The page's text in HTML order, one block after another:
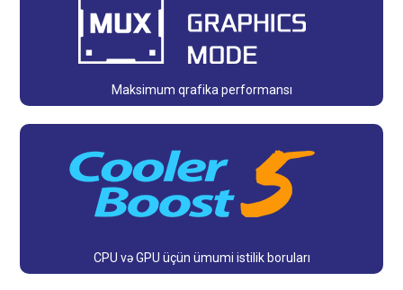
Maksimum qrafika performansı
CPU və GPU üçün ümumi istilik boruları